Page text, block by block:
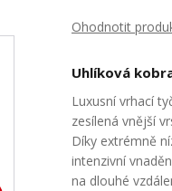
Ohodnotit
Uhlíková
Luxusní vrhací
zesílená vnější
Díky extrémně
intenzivní
na dlouhé